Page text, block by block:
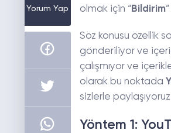
Yorum Yap
olmak için “Bildirim
Söz konusu özellik
gönderiliyor ve
çalışmıyor ve
olarak bu noktada
sizlerle
Yöntem 1: